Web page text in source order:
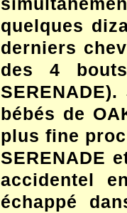
quelques
derniers
des 4
bébés de
plus fine
SERENADE
accidentel
échappé